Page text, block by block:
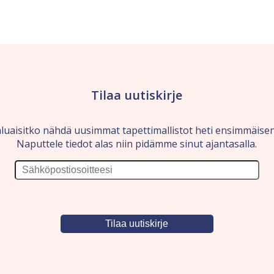
Tilaa uutiskirje
nähdä uusimmat tapettimallistot heti
Naputtele tiedot alas niin pidämme sinut ajantasalla.